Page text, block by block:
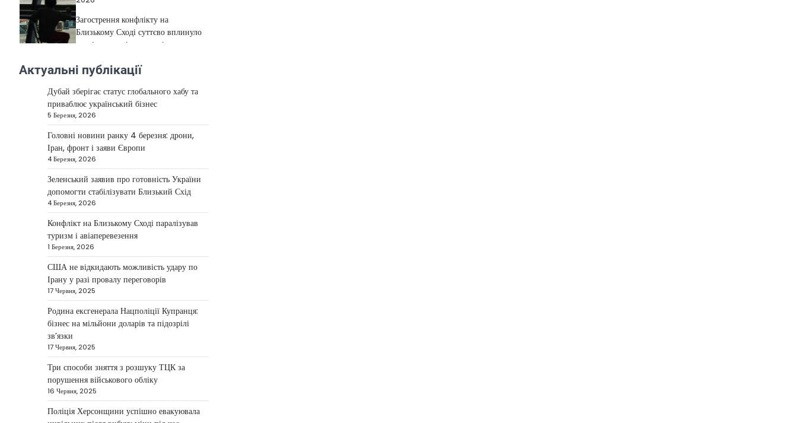
4
Загострення конфлікту на
Близькому Сході суттєво вплинуло
на міжнародні подорожі та
ударів…
НОВИНИ
США не відкидають
можливість удару по
Ірану у разі провалу
переговорів
Kolomysheva Anastasiya
17
Червня, 2025
У США не виключають
застосування сили проти Ірану,
якщо дипломатичні переговори не
принесуть бажаних результатів.…
НОВИНИ
Дубай зберігає статус
глобального хабу та
приваблює український
бізнес
2026
Дубай протягом багатьох років
утримує статус одного з найбільш
привабливих міжнародних центрів
для ведення бізнесу…
Актуальні публікації
Дубай зберігає статус глобального хабу та
приваблює український бізнес
5 Березня, 2026
Головні новини ранку 4 березня: дрони,
Іран, фронт і заяви Європи
4 Березня, 2026
Зеленський заявив про готовність України
допомогти стабілізувати Близький Схід
4 Березня, 2026
Конфлікт на Близькому Сході паралізував
туризм і авіаперевезення
1 Березня, 2026
США не відкидають можливість удару по
Ірану у разі провалу переговорів
17 Червня, 2025
Родина ексгенерала Нацполіції Купранця:
бізнес на мільйони доларів та підозрілі
зв’язки
17 Червня, 2025
Три способи зняття з розшуку ТЦК за
порушення військового обліку
16 Червня, 2025
Поліція Херсонщини успішно евакуювала